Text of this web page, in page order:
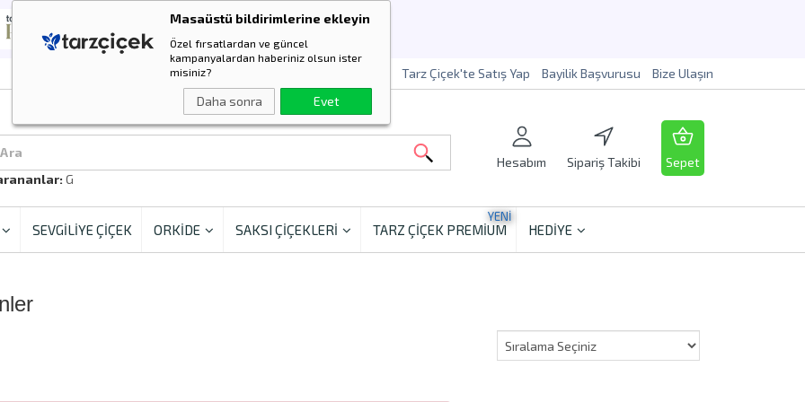
Masaüstü bildirimlerine ekleyin
Özel fırsatlardan ve güncel
kampanyalardan haberiniz olsun ister
misiniz?
Daha sonra Evet
Tarz Çiçek'te Satış Yap Bayilik Başvurusu Bize Ulaşın
Güll
Hesabım Sipariş Takibi Sepet
SEVGİLİYE ÇİÇEK ORKİDE SAKSI ÇİÇEKLERİ TARZ ÇİÇEK PREMİUM
YENİ
HEDİYE